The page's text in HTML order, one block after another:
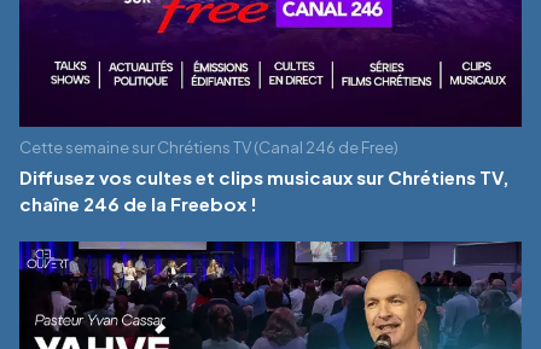
Cette semaine sur Chrétiens TV (Canal 246 de Free)
Diffusez vos cultes et clips musicaux sur Chrétiens TV,
chaîne 246 de la Freebox !